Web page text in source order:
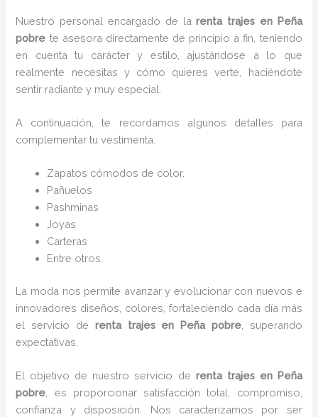
Nuestro personal encargado de larenta trajes en Peña
pobre te asesora directamente de principio a fin, teniendo
en cuenta tu carácter y estilo, ajustándose a lo que
realmente necesitas y cómo quieres verte, haciéndote
sentir radiante y muy especial.
A continuación, te recordamos algunos detalles para
complementar tu vestimenta.
Zapatos cómodos de color.
Pañuelos
Pashminas
Joyas
Carteras
Entre otros.
La moda nos permite avanzar y evolucionar con nuevos e
innovadores diseños, colores, fortaleciendo cada día más
el servicio de renta trajes en Peña pobre, superando
expectativas.
El objetivo de nuestro servicio de renta trajes en Peña
pobre, es proporcionar satisfacción total, compromiso,
confianza y disposición. Nos caracterizamos por ser